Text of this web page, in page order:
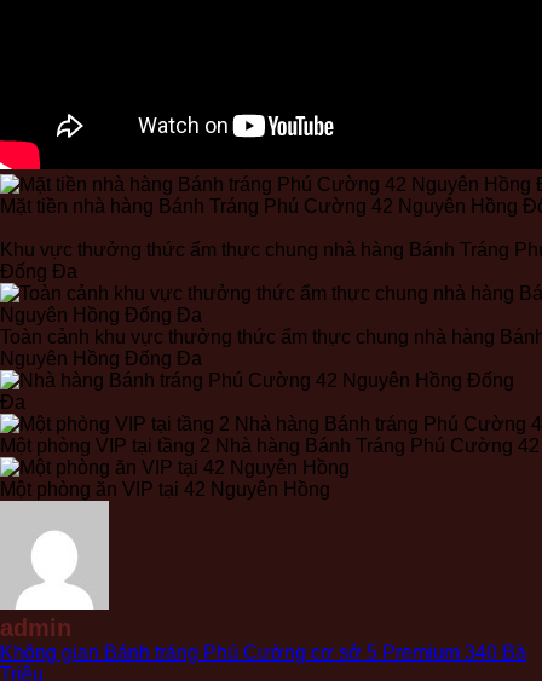
Mặt tiền nhà hàng Bánh Tráng Phú Cường 42 Nguyên Hồng
Khu vực thưởng thức ẩm thực chung nhà hàng Bánh Tráng
Đống Đa
Toàn cảnh khu vực thưởng thức ẩm thực chung nhà hàng
Nguyên Hồng Đống Đa
Một phòng VIP tại tầng 2 Nhà hàng Bánh Tráng Phú Cường
Một phòng ăn VIP tại 42 Nguyên Hồng
admin
Không gian Bánh tráng Phú Cường cơ sở 5 Premium 340 Bà
Triệu